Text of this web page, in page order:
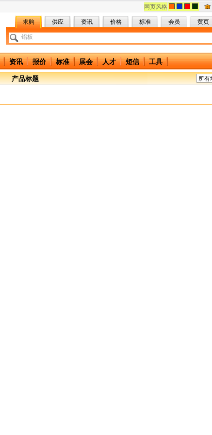
网页风格
求购 供应 资讯 价格 标准 会员 黄页
资讯 报价 标准 展会 人才 短信 工具
产品标题